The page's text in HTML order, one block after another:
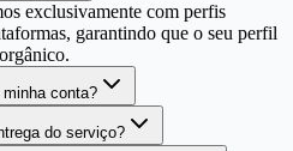
exclusivamente com perfis
garantindo que o seu perfil
conta?
do serviço?